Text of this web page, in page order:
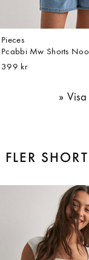
Pieces
Pcabbi Mw Shorts
399 kr
FLER